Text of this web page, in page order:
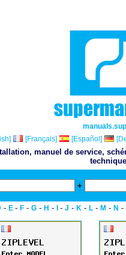
[Français] [Español]
manuel de service,
+
- E - F - G - H - - J - K - L - M - N -